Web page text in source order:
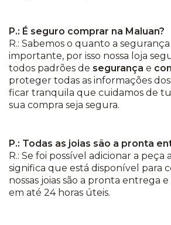
P.: É seguro comprar na Maluan?
R.: Sabemos o quanto a
importante, por isso nossa loja
todos padrões de segurança e
proteger todas as informações
ficar tranquila que cuidamos de
sua compra seja segura.
P.: Todas as joias são a pronta
R.: Se foi possível adicionar a peça
significa que está disponível para
nossas joias são a pronta entrega
em até 24 horas úteis.